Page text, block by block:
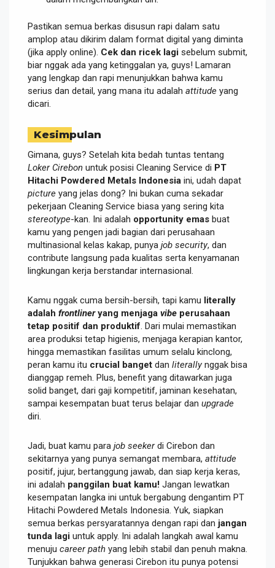
Pastikan semua berkas disusun rapi dalam satu
amplop atau dikirim dalam format digital yang diminta
(jika apply online). Cek dan ricek lagi sebelum submit,
biar nggak ada yang ketinggalan ya, guys! Lamaran
yang lengkap dan rapi menunjukkan bahwa kamu
serius dan detail, yang mana itu adalah attitude yang
dicari.
Kesimpulan
Gimana, guys? Setelah kita bedah tuntas tentang
Loker Cirebon untuk posisi Cleaning Service di PT
Hitachi Powdered Metals Indonesia ini, udah dapat
picture yang jelas dong? Ini bukan cuma sekadar
pekerjaan Cleaning Service biasa yang sering kita
stereotype-kan. Ini adalah opportunity emas buat
kamu yang pengen jadi bagian dari perusahaan
multinasional kelas kakap, punya job security, dan
contribute langsung pada kualitas serta kenyamanan
lingkungan kerja berstandar internasional.
Kamu nggak cuma bersih-bersih, tapi kamu literally
adalah frontlineryang menjaga vibe perusahaan
tetap positif dan produktif . Dari mulai memastikan
area produksi tetap higienis, menjaga kerapian kantor,
hingga memastikan fasilitas umum selalu kinclong,
peran kamu itu crucial banget dan literallynggak bisa
dianggap remeh. Plus, benefit yang ditawarkan juga
solid banget, dari gaji kompetitif, jaminan kesehatan,
sampai kesempatan buat terus belajar dan upgrade
diri.
Jadi, buat kamu para job seekerdi Cirebon dan
sekitarnya yang punya semangat membara, attitude
positif, jujur, bertanggung jawab, dan siap kerja keras,
ini adalah panggilan buat kamu! Jangan lewatkan
kesempatan langka ini untuk bergabung dengantim PT
Hitachi Powdered Metals Indonesia. Yuk, siapkan
semua berkas persyaratannya dengan rapi dan jangan
tunda lagi untuk apply. Ini adalah langkah awal kamu
menuju career path yang lebih stabil dan penuh makna.
Tunjukkan bahwa generasi Cirebon itu punya potensi